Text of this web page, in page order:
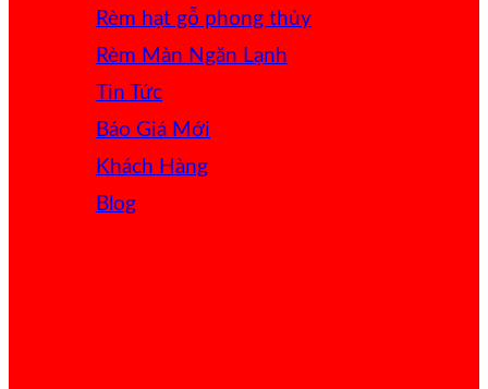
Rèm hạt gỗ phong thủy
Rèm Màn Ngăn Lạnh
Tin Tức
Báo Giá
Khách Hàng
Blog